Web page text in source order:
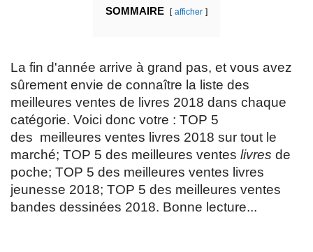
SOMMAIRE afficher
La fin d'année arrive à grand pas, et vous avez
sûrement envie de connaître la liste des
meilleures ventes de livres 2018 dans chaque
catégorie. Voici donc votre : TOP 5
des meilleures ventes livres 2018 sur tout le
marché; TOP 5 des meilleures ventes livres de
poche; TOP 5 des meilleures ventes livres
jeunesse 2018; TOP 5 des meilleures ventes
bandes dessinées 2018. Bonne lecture...